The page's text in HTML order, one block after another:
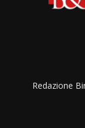
Redazione